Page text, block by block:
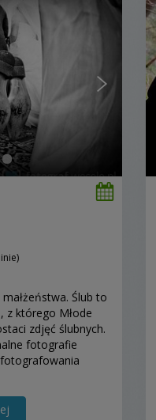
Ślub to
z którego Młode
zdjęć ślubnych.
fotografie